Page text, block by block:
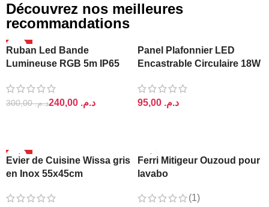
Découvrez nos meilleures
recommandations
-20%
Ruban Led Bande
Lumineuse RGB 5m IP65
د.م.300,00 د.م.
Panel Plafonnier LED
Encastrable Circulaire 18W
د.م.
-14%
Evier de Cuisine Wissa gris
en Inox 55x45cm
Ferri Mitigeur Ouzoud pour
lavabo
(1)